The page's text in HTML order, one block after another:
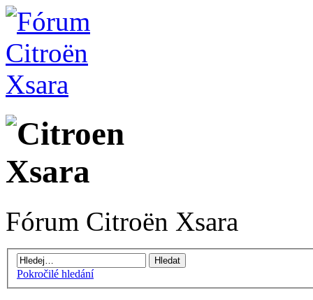
Fórum Citroën Xsara
Pokročilé hledání